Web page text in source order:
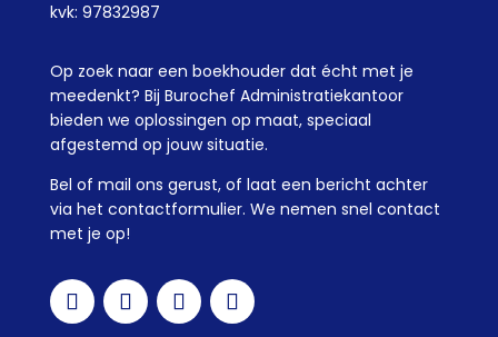
kvk: 97832987
Op zoek naar een boekhouder dat écht met je
meedenkt? Bij Burochef Administratiekantoor
bieden we oplossingen op maat, speciaal
afgestemd op jouw situatie.
Bel of mail ons gerust, of laat een bericht achter
via het contactformulier. We nemen snel contact
met je op!